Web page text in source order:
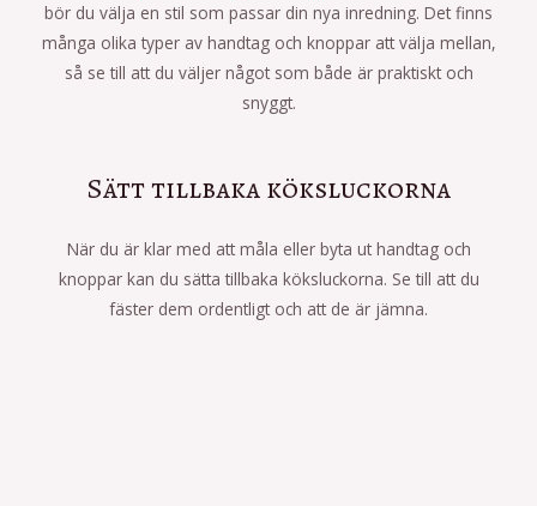
bör du välja en stil som passar din nya inredning. Det finns
många olika typer av handtag och knoppar att välja mellan,
så se till att du väljer något som både är praktiskt och
snyggt.
Sätt tillbaka köksluckorna
När du är klar med att måla eller byta ut handtag och
knoppar kan du sätta tillbaka köksluckorna. Se till att du
fäster dem ordentligt och att de är jämna.